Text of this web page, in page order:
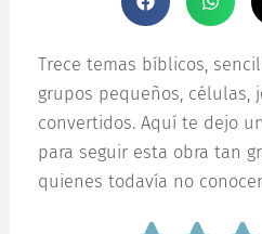
Trece temas bíblicos,
grupos pequeños, células,
convertidos. Aquí te dejo
para seguir esta obra tan
quienes todavía no